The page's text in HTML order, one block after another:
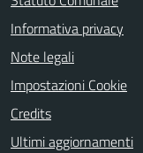
Informativa privacy
Note legali
Impostazioni Cookie
Credits
Ultimi aggiornamenti